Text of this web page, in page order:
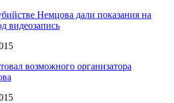
Немцова дали показания на
видеозапись
возможного организатора